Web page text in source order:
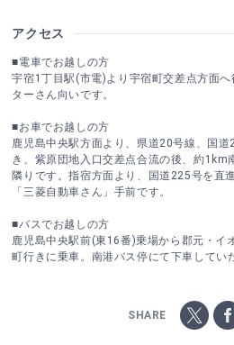
アクセス
■電車でお越しの方
宇宿1丁目駅(市電)より宇宿町交差点方面
ターさん向いです。
■お車でお越しの方
鹿児島中央駅方面より、県道20号線、国
き、紫原団地入口交差点合流の後、約1km
隣りです。指宿方面より、国道225号を直
「三菱自動車さん」手前です。
■バスでお越しの方
鹿児島中央駅前(東16番)乗場から郡元・イ
町行きに乗車。南港バス停にて下車してい
SHARE